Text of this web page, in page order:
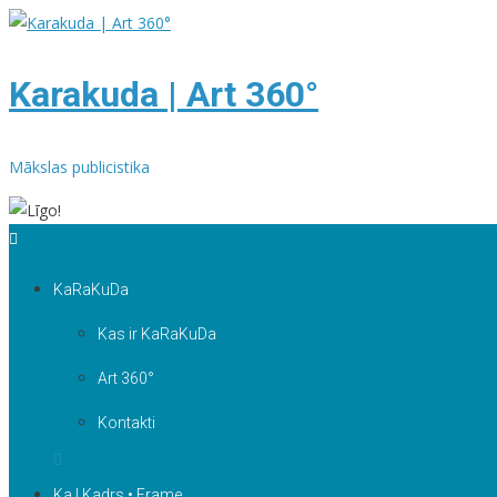
Skip
content
Karakuda | Art 360°
Mākslas publicistika
KaRaKuDa
Kas ir KaRaKuDa
Art 360°
Kontakti